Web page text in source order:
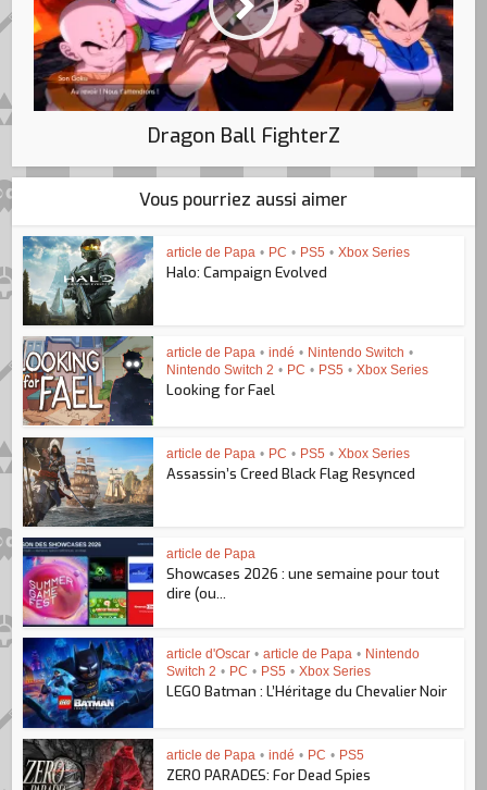
Dragon Ball FighterZ
Vous pourriez aussi aimer
article de Papa • PC • PS5 • Xbox Series
Halo: Campaign Evolved
article de Papa • indé • Nintendo Switch •
Nintendo Switch 2 • PC • PS5 • Xbox Series
Looking for Fael
article de Papa • PC • PS5 • Xbox Series
Assassin’s Creed Black Flag Resynced
article de Papa
Showcases 2026 : une semaine pour tout
dire (ou...
article d'Oscar • article de Papa • Nintendo
Switch 2 • PC • PS5 • Xbox Series
LEGO Batman : L’Héritage du Chevalier Noir
article de Papa • indé • PC • PS5
ZERO PARADES: For Dead Spies